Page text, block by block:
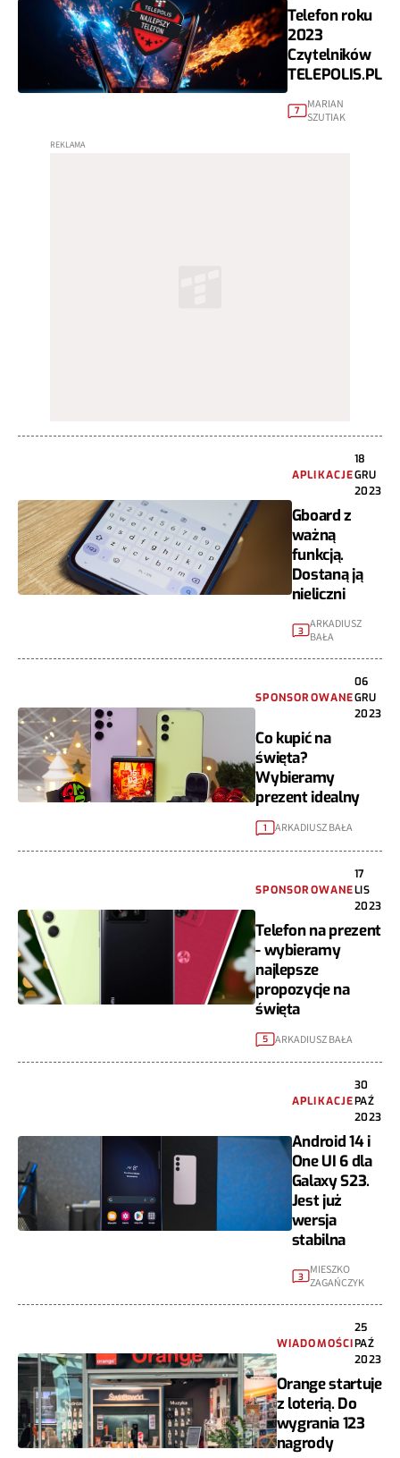
Telefon roku
2023
Czytelników
TELEPOLIS.PL
7
MARIAN
SZUTIAK
APLIKACJE
18
GRU
2023
Gboard z
ważną
funkcją.
Dostaną ją
nieliczni
3 ARKADIUSZ
BAŁA
SPONSOROWANE
06
GRU
2023
Co kupić na
święta?
Wybieramy
prezent idealny
1 ARKADIUSZ BAŁA
SPONSOROWANE
17
LIS
2023
Telefon na prezent
- wybieramy
najlepsze
propozycje na
święta
5 ARKADIUSZ BAŁA
APLIKACJE
30
PAŹ
2023
Android 14 i
One UI 6 dla
Galaxy S23.
Jest już
wersja
stabilna
3 MIESZKO
ZAGAŃCZYK
WIADOMOŚCI
25
PAŹ
2023
Orange startuje
z loterią. Do
wygrania 123
nagrody